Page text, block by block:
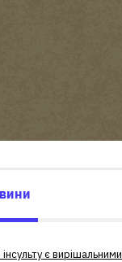
є вирішальними